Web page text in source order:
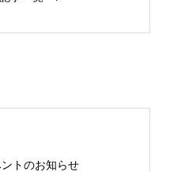
トのお知らせ